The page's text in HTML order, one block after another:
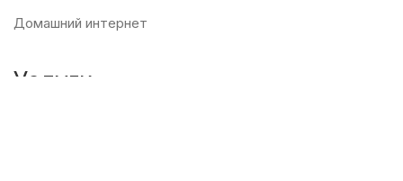
Домашний интернет
Услуги